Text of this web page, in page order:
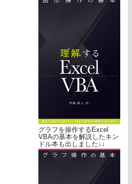
グラフを操作するExcel
VBAの基本を解説したキン
ドル本も出しました↓↓